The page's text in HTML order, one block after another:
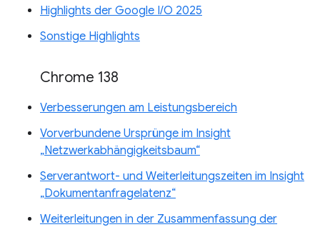
Highlights der Google I/O 2025
Sonstige Highlights
Chrome 138
Verbesserungen am Leistungsbereich
Vorverbundene Ursprünge im Insight
„Netzwerkabhängigkeitsbaum“
Serverantwort- und Weiterleitungszeiten im Insight
„Dokumentanfragelatenz“
Weiterleitungen in der Zusammenfassung der